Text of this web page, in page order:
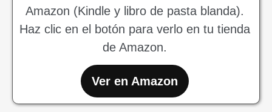
Amazon (Kindle y libro de pasta blanda).
Haz clic en el botón para verlo en tu tienda
de Amazon.
Ver en Amazon